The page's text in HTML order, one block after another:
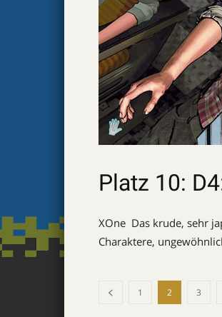
Platz 10:
XOne  Das krude, sehr
Charaktere,
1 2 3